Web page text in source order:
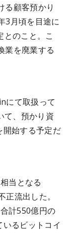
顧客預かり
3月頃を目途に
とのこと。こ
業を廃業する
にて取扱って
て、預かり資
開始する予定だ
当となる
流出した。
計550億円の
るビットコイ